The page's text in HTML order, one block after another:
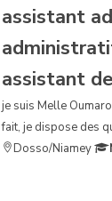
assistant
assistant
je suis Melle
fait, je dispose des
Dosso/Niamey